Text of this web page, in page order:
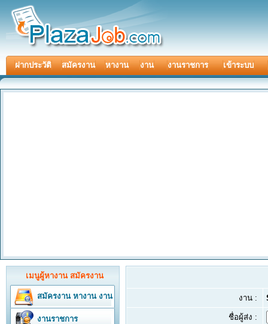
ฝากประวัติ สมัครงาน หางาน งาน งานราชการ เข้าระบบ
งาน :
ชื่อผู้ส่ง :
เมนูผู้หางาน สมัครงาน
สมัครงาน หางาน งาน
งานราชการ